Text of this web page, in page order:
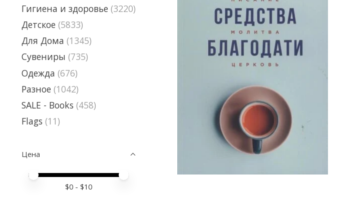
Гигиена и здоровье (3220)
Детское (5833)
Для Дома (1345)
Сувениры (735)
Одежда (676)
Разное (1042)
SALE - Books (458)
Flags (11)
Цена
Price minimum value
Price maximum value
$0 - $10